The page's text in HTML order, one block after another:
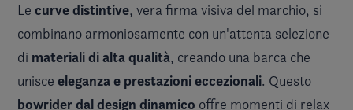
Le curve distintive, vera firma visiva del marchio, si
combinano armoniosamente con un'attenta selezione
di materiali di alta qualità, creando una barca che
unisce eleganza e prestazioni eccezionali. Questo
bowrider dal design dinamico ​​​​offre momenti di relax